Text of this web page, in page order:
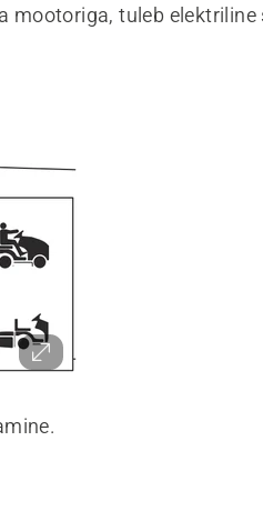
mootoriga, tuleb elektriline